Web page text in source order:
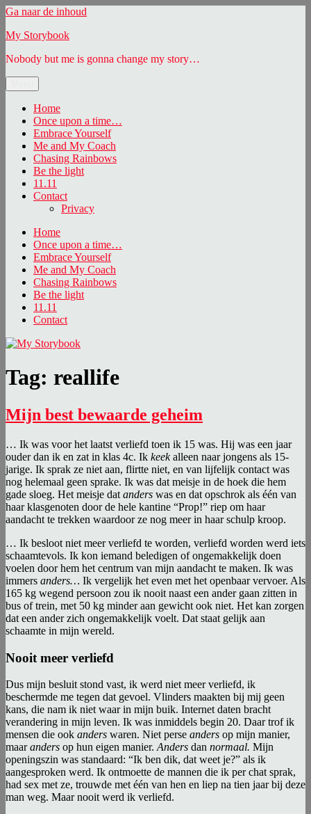
Ga naar de inhoud
My Storybook
Nobody but me is gonna change my story…
Home
Once upon a time…
Embrace Yourself
Me and My Coach
Chasing Rainbows
Be the light
11.11
Contact
Privacy
Home
Once upon a time…
Embrace Yourself
Me and My Coach
Chasing Rainbows
Be the light
11.11
Contact
Tag: reallife
Mijn best bewaarde geheim
… Ik was voor het laatst verliefd toen ik 15 was. Hij was een jaar
ouder dan ik en zat in klas 4c. Ik keekalleen naar jongens als 15-
jarige. Ik sprak ze niet aan, flirtte niet, en van lijfelijk contact was
nog helemaal geen sprake. Ik was dat meisje in de hoek die hem
gade sloeg. Het meisje dat anders was en dat opschrok als één van
haar klasgenoten door de hele kantine “Prop!” riep om haar
aandacht te trekken waardoor ze nog meer in haar schulp kroop.
… Ik besloot niet meer verliefd te worden, verliefd worden werd iets
schaamtevols. Ik kon iemand beledigen of ongemakkelijk doen
voelen door hem het centrum van mijn aandacht te maken. Ik was
immers anders… Ik vergelijk het even met het openbaar vervoer. Als
165 kg wegend persoon zou ik nooit naast een ander gaan zitten in
bus of trein, met 50 kg minder aan gewicht ook niet. Het kan zorgen
dat een ander zich ongemakkelijk voelt. Dat staat gelijk aan
schaamte in mijn wereld.
Nooit meer verliefd
Dus mijn besluit stond vast, ik werd niet meer verliefd, ik
beschermde me tegen dat gevoel. Vlinders maakten bij mij geen
kans, die nam ik niet waar in mijn buik. Internet daten bracht
verandering in mijn leven. Ik was inmiddels begin 20. Daar trof ik
mensen die ook anders waren. Niet perse anders op mijn manier,
maaranders op hun eigen manier. Anders dan normaal. Mijn
openingszin was standaard: “Ik ben dik, dat weet je?” als ik
aangesproken werd. Ik ontmoette de mannen die ik per chat sprak,
had sex met ze, trouwde met één van hen en liep na tien jaar bij deze
man weg. Maar nooit werd ik verliefd.